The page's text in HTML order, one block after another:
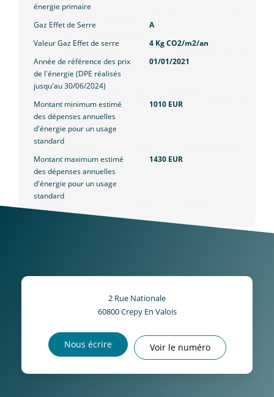
énergie primaire
Gaz Effet de Serre
A
Valeur Gaz Effet de serre
4 Kg CO2/m2/an
Année de référence des prix
de l'énergie (DPE réalisés
jusqu'au 30/06/2024)
01/01/2021
Montant minimum estimé
des dépenses annuelles
d'énergie pour un usage
standard
1010 EUR
Montant maximum estimé
des dépenses annuelles
d'énergie pour un usage
standard
1430 EUR
2 Rue Nationale
60800Crepy En Valois
Nous écrire Voir le numéro